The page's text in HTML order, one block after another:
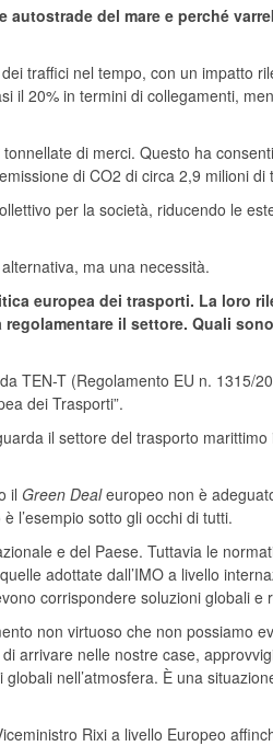
del mare e perché
traffici nel tempo, con un impatto
il 20% in termini di collegamenti,
di merci. Questo ha
di CO2 di circa 2,9 milioni di
per la società, riducendo le
ma una necessità.
europea dei trasporti. La loro
il settore. Quali
TEN-T (Regolamento EU n. 1315/
dei Trasporti”.
il settore del trasporto
il Green Dealeuropeo non è
l’esempio sotto gli occhi di tutti.
e del Paese. Tuttavia le
adottate dall’IMO a livello
corrispondere soluzioni globali e
non virtuoso che non possiamo
arrivare nelle nostre case,
nell’atmosfera. È una
Rixi a livello Europeo